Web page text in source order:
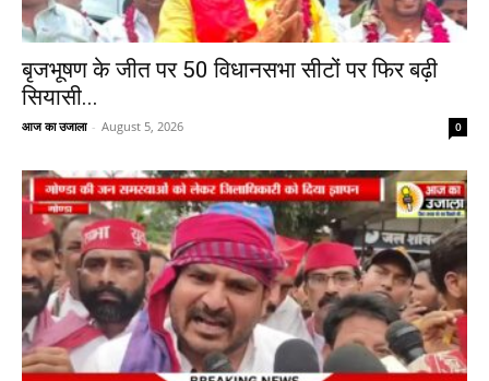
बृजभूषण के जीत पर 50 विधानसभा सीटों पर फिर बढ़ी
सियासी...
आज का उजाला - August 5, 2026 0